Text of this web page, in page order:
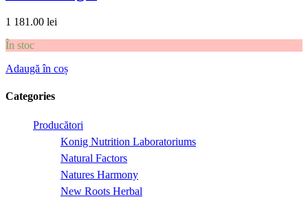
1 181.00 lei
În stoc
Adaugă în coș
Categories
Producători
Konig Nutrition Laboratoriums
Natural Factors
Natures Harmony
New Roots Herbal